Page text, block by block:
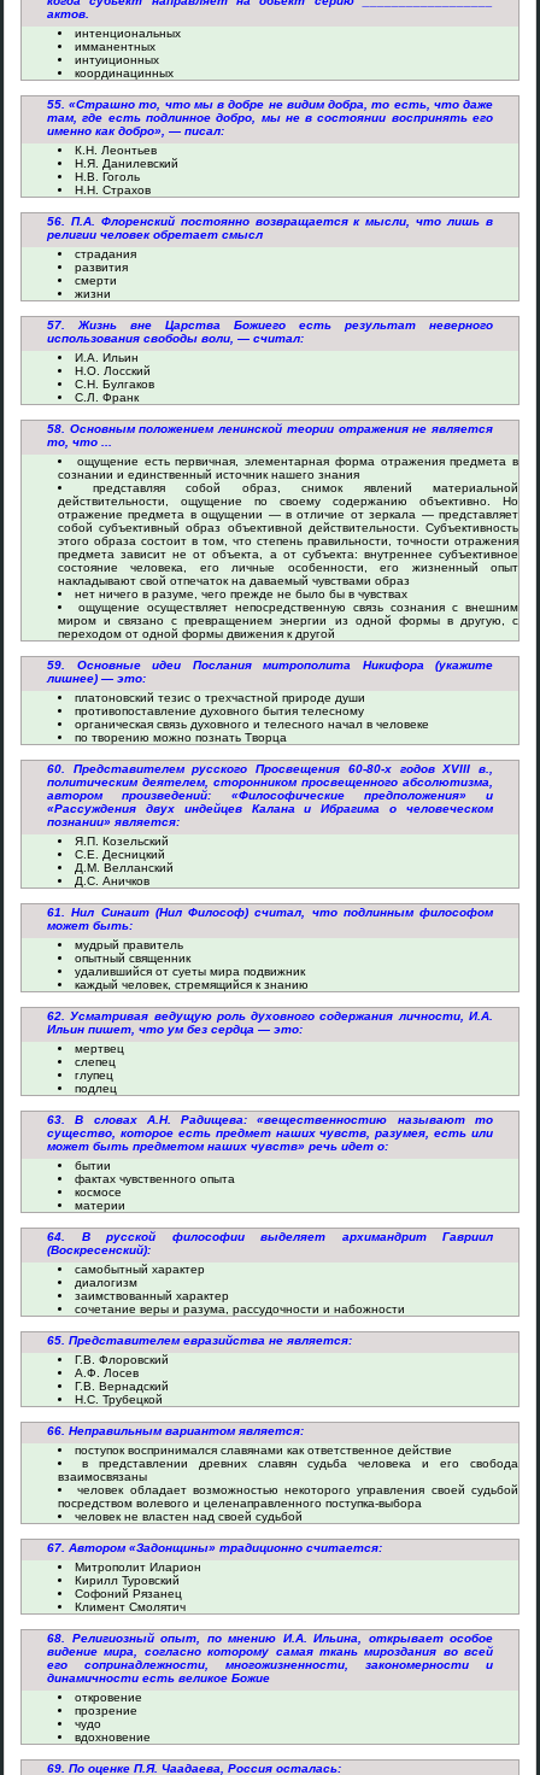
актов.
интенциональных
имманентных
интуиционных
координацинных
55. «Страшно то, что мы в добре не видим добра, то есть, что даже
там, где есть подлинное добро, мы не в состоянии воспринять его
именно как добро», — писал:
К.Н. Леонтьев
Н.Я. Данилевский
Н.В. Гоголь
Н.Н. Страхов
56. П.А. Флоренский постоянно возвращается к мысли, что лишь в
религии человек обретает смысл
страдания
развития
смерти
жизни
57. Жизнь вне Царства Божиего есть результат неверного
использования свободы воли, — считал:
И.А. Ильин
Н.О. Лосский
С.Н. Булгаков
С.Л. Франк
58. Основным положением ленинской теории отражения не является
то, что ...
ощущение есть первичная, элементарная форма отражения предмета в
сознании и единственный источник нашего знания
представляя собой образ, снимок явлений материальной
действительности, ощущение по своему содержанию объективно. Но
отражение предмета в ощущении — в отличие от зеркала — представляет
собой субъективный образ объективной действительности. Субъективность
этого образа состоит в том, что степень правильности, точности отражения
предмета зависит не от объекта, а от субъекта: внутреннее субъективное
состояние человека, его личные особенности, его жизненный опыт
накладывают свой отпечаток на даваемый чувствами образ
нет ничего в разуме, чего прежде не было бы в чувствах
ощущение осуществляет непосредственную связь сознания с внешним
миром и связано с превращением энергии из одной формы в другую, с
переходом от одной формы движения к другой
59. Основные идеи Послания митрополита Никифора (укажите
лишнее) — это:
платоновский тезис о трехчастной природе души
противопоставление духовного бытия телесному
органическая связь духовного и телесного начал в человеке
по творению можно познать Творца
60. Представителем русского Просвещения 60-80-х годов XVIII в.,
политическим деятелем, сторонником просвещенного абсолютизма,
автором произведений: «Философические предположения» и
«Рассуждения двух индейцев Калана и Ибрагима о человеческом
познании» является:
Я.П. Козельский
С.Е. Десницкий
Д.М. Велланский
Д.С. Аничков
61. Нил Синаит (Нил Философ) считал, что подлинным философом
может быть:
мудрый правитель
опытный священник
удалившийся от суеты мира подвижник
каждый человек, стремящийся к знанию
62. Усматривая ведущую роль духовного содержания личности, И.А.
Ильин пишет, что ум без сердца — это:
мертвец
слепец
глупец
подлец
63. В словах А.Н. Радищева: «вещественностию называют то
существо, которое есть предмет наших чувств, разумея, есть или
может быть предметом наших чувств» речь идет о:
бытии
фактах чувственного опыта
космосе
материи
64. В русской философии выделяет архимандрит Гавриил
(Воскресенский):
самобытный характер
диалогизм
заимствованный характер
сочетание веры и разума, рассудочности и набожности
65. Представителем евразийства не является:
Г.В. Флоровский
А.Ф. Лосев
Г.В. Вернадский
Н.С. Трубецкой
66. Неправильным вариантом является:
поступок воспринимался славянами как ответственное действие
в представлении древних славян судьба человека и его свобода
взаимосвязаны
человек обладает возможностью некоторого управления своей судьбой
посредством волевого и целенаправленного поступка-выбора
человек не властен над своей судьбой
67. Автором «Задонщины» традиционно считается:
Митрополит Иларион
Кирилл Туровский
Софоний Рязанец
Климент Смолятич
68. Религиозный опыт, по мнению И.А. Ильина, открывает особое
видение мира, согласно которому самая ткань мироздания во всей
его сопринадлежности, многожизненности, закономерности и
динамичности есть великое Божие
откровение
прозрение
чудо
вдохновение
69. По оценке П.Я. Чаадаева, Россия осталась: